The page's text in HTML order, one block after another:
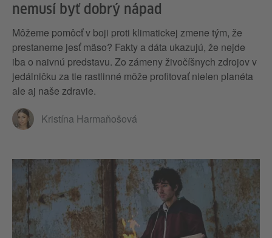
nemusí byť dobrý nápad
Môžeme pomôcť v boji proti klimatickej zmene tým, že
prestaneme jesť mäso? Fakty a dáta ukazujú, že nejde
iba o naivnú predstavu. Zo zámeny živočíšnych zdrojov v
jedálničku za tie rastlinné môže profitovať nielen planéta
ale aj naše zdravie.
Kristína Harmaňošová